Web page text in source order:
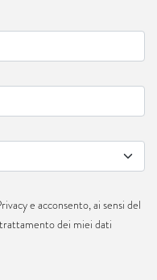
e acconsento, ai sensi del
dei miei dati